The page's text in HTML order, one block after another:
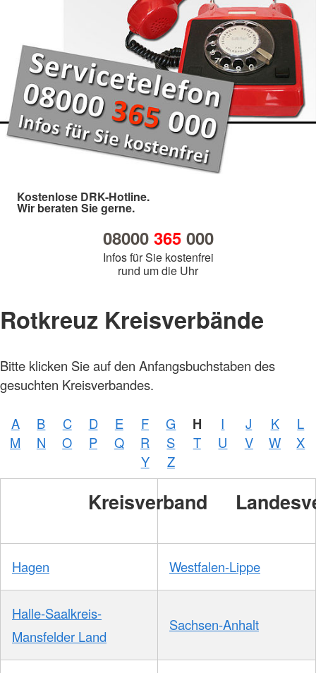
Kostenlose DRK-Hotline.
Wir beraten Sie gerne.
08000 365000
Infos für Sie kostenfrei
rund um die Uhr
Rotkreuz Kreisverbände
Bitte klicken Sie auf den Anfangsbuchstaben des
gesuchten Kreisverbandes.
A B C D E F G H I J K
L
M
N O P Q R S T U V W
X
Y
Z
Kreisverband
Hagen Westfalen-Lippe
Halle-Saalkreis-
Mansfelder Land
Sachsen-Anhalt